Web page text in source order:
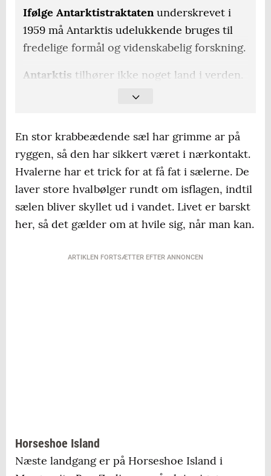
Ifølge Antarktistraktatenunderskrevet i
1959 må Antarktis udelukkende bruges til
fredelige formål og videnskabelig forskning.
Antarktis tilhører ikke noget land i verden.
70 procent af klodens
30 lande har 80 forskningsstationer på
Antarktis.
Der er ingenfastboende på Antarktis.
4000-5000 mennesker bor på
forskningsstationerne om sommeren.
På grund afJordens hældning er der mørkt
En stor krabbeædende sæl har grimme ar på
ryggen, så den har sikkert været i nærkontakt.
Hvalerne har et trick for at få fat i sælerne. De
laver store hvalbølger rundt om isflagen, indtil
sælen bliver skyllet ud i vandet. Livet er barskt
her, så det gælder om at hvile sig, når man kan.
ARTIKLEN FORTSÆTTER EFTER ANNONCEN
Horseshoe Island
Næste landgang er på Horseshoe Island i